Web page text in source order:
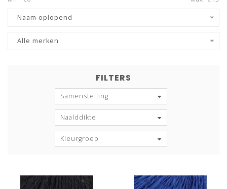
Naam oplopend
Alle merken
FILTERS
Samenstelling
Naalddikte
Kleurgroep